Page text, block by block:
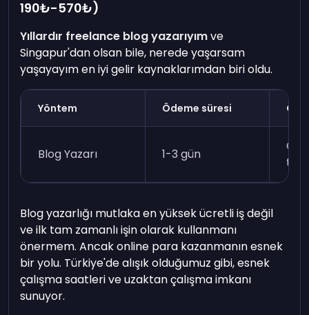
190₺-570₺)
Yıllardır freelance blog yazarıyımve
Singapur'dan olsan bile, nerede yaşarsam
yaşayayım en iyi gelir kaynaklarımdan biri oldu.
Yöntem Ödeme süresi
Blog Yazarı 1-3 gün
Blog yazarlığı mutlaka en yüksek ücretli iş değil
ve ilk tam zamanlı işin olarak kullanmanı
önermem. Ancak online para kazanmanın esnek
bir yolu. Türkiye'de alışık olduğumuz gibi, esnek
çalışma saatleri ve uzaktan çalışma imkanı
sunuyor.